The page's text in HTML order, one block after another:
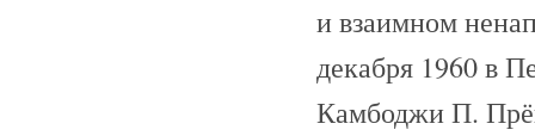
и взаимном
декабря 1960 в
Камбоджи П.